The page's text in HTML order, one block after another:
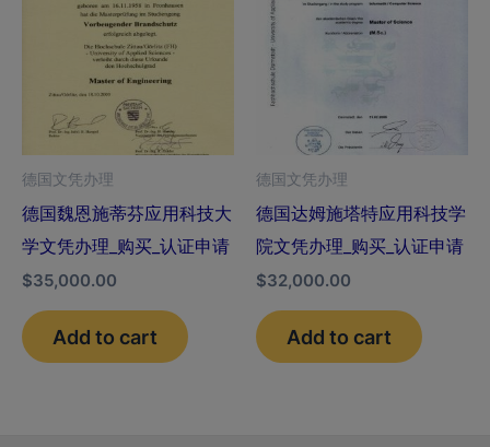
德国文凭办理
德国魏恩施蒂芬应用科技大
学文凭办理_购买_认证申请
$35,000.00
Add to cart
德国文凭办理
德国达姆施塔特应用科技学
院文凭办理_购买_认证申请
$32,000.00
Add to cart